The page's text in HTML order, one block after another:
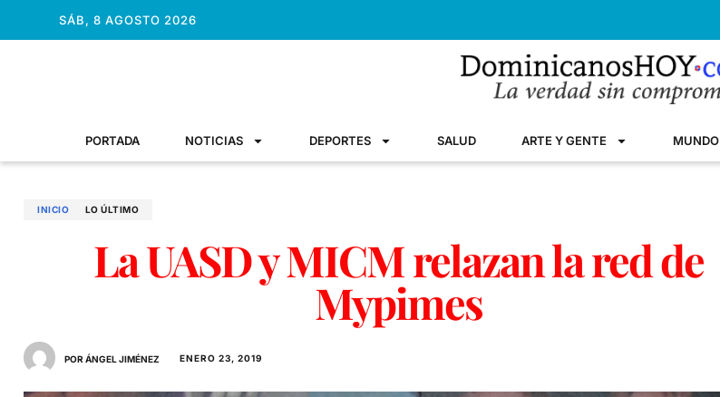
SÁB, 8 AGOSTO 2026
PORTADA NOTICIAS DEPORTES SALUD ARTE Y GENTE MUNDO
INICIO LO ÚLTIMO
La UASD y MICM relazan la red de
Mypimes
POR ÁNGEL JIMÉNEZ ENERO 23, 2019